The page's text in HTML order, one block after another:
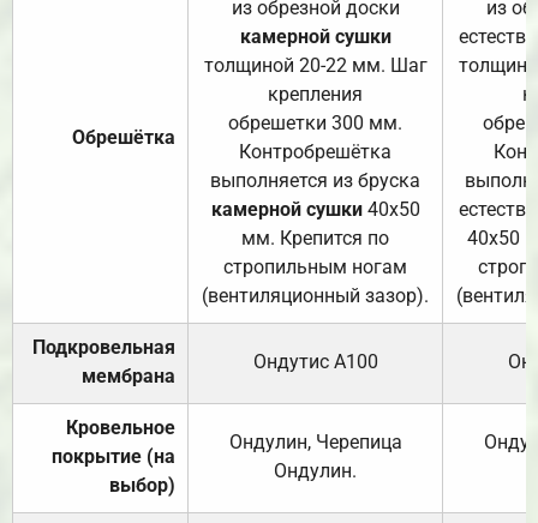
Обрешётка
из обрезной доски
камерной сушки
толщиной 20-22 мм. Шаг
крепления
обрешетки 300 мм.
Контробрешётка
выполняется из бруска
камерной сушки40х50
мм. Крепится по
стропильным ногам
(вентиляционный зазор).
из
40х50
Подкровельная
мембрана
Ондутис А100
Кровельное
покрытие (на
выбор)
Ондулин, Черепица
Ондулин.